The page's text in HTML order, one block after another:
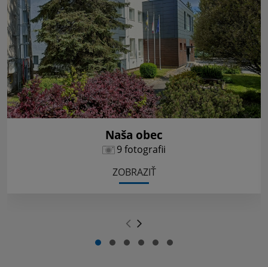
Naša obec
9 fotografii
ZOBRAZIŤ